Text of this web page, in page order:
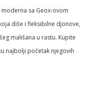
sa Geox-ovom
diše i fleksibilne djonove,
mališana u rastu. Kupite
najbolji početak njegovih